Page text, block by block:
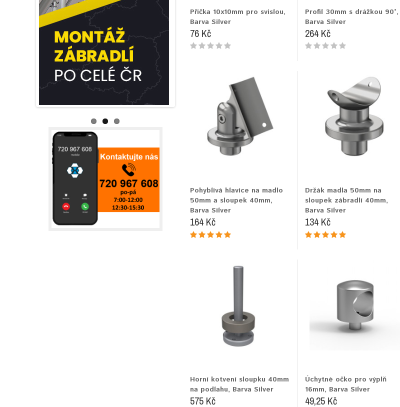
Příčka 10x10mm pro svislou,
Barva Silver
76 Kč
Profil 30mm s drážkou 90°,
Barva Silver
264 Kč
Pohyblivá hlavice na madlo
50mm a sloupek 40mm,
Barva Silver
164 Kč
Držák madla 50mm na
sloupek zábradlí 40mm,
Barva Silver
134 Kč
Horní kotvení sloupku 40mm
na podlahu, Barva Silver
575 Kč
Úchytné očko pro výplň
16mm, Barva Silver
49,25 Kč